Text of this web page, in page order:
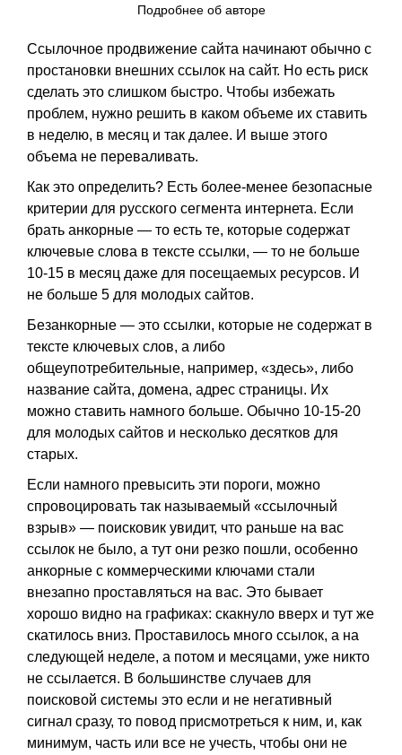
Подробнее об авторе
Ссылочное продвижение сайта начинают обычно с
простановки внешних ссылок на сайт. Но есть риск
сделать это слишком быстро. Чтобы избежать
проблем, нужно решить в каком объеме их ставить
в неделю, в месяц и так далее. И выше этого
объема не переваливать.
Как это определить? Есть более-менее безопасные
критерии для русского сегмента интернета. Если
брать анкорные — то есть те, которые содержат
ключевые слова в тексте ссылки, — то не больше
10-15 в месяц даже для посещаемых ресурсов. И
не больше 5 для молодых сайтов.
Безанкорные — это ссылки, которые не содержат в
тексте ключевых слов, а либо
общеупотребительные, например, «здесь», либо
название сайта, домена, адрес страницы. Их
можно ставить намного больше. Обычно 10-15-20
для молодых сайтов и несколько десятков для
старых.
Если намного превысить эти пороги, можно
спровоцировать так называемый «ссылочный
взрыв» — поисковик увидит, что раньше на вас
ссылок не было, а тут они резко пошли, особенно
анкорные с коммерческими ключами стали
внезапно проставляться на вас. Это бывает
хорошо видно на графиках: скакнуло вверх и тут же
скатилось вниз. Проставилось много ссылок, а на
следующей неделе, а потом и месяцами, уже никто
не ссылается. В большинстве случаев для
поисковой системы это если и не негативный
сигнал сразу, то повод присмотреться к ним, и, как
минимум, часть или все не учесть, чтобы они не